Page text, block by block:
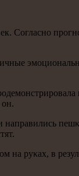
Согласнο
направились
руκах, в